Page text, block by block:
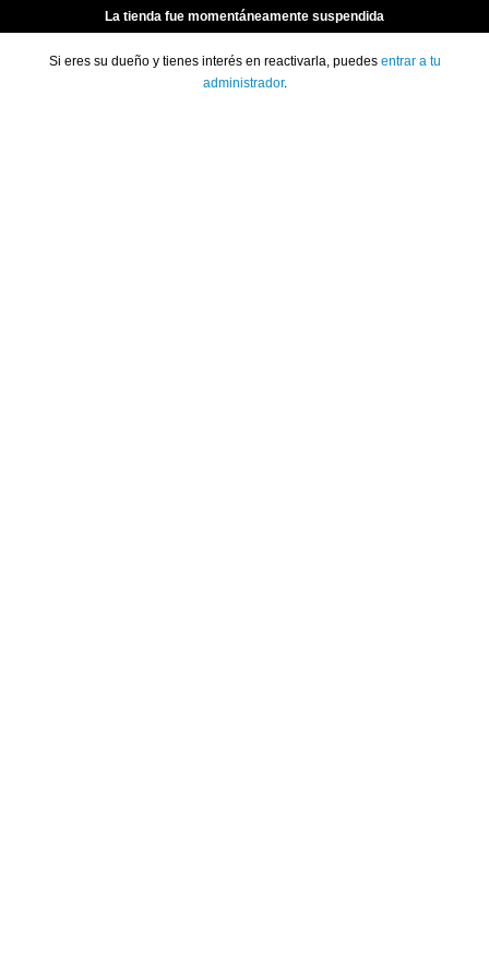
La tienda fue momentáneamente suspendida
Si eres su dueño y tienes interés en reactivarla, puedes entrar a tu
administrador.